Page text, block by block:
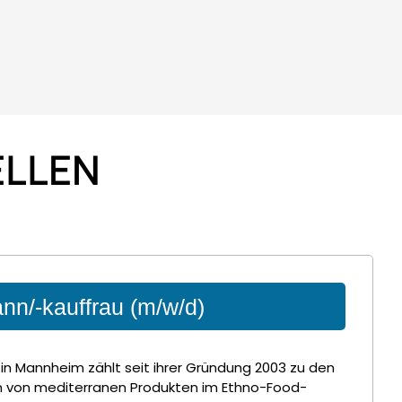
kauffrau (m/w/d)
Mannheim zählt seit ihrer Gründung 2003 zu den
mediterranen Produkten im Ethno-Food-